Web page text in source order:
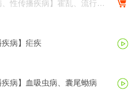
、性传播疾病】霍乱、流行性
疾病】疟疾
疾病】血吸虫病、囊尾蚴病